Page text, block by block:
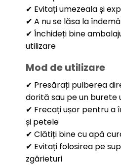
✔ Evitați umezeala și
✔ A nu se lăsa la
✔ Închideți bine
utilizare
Mod de utilizare
✔ Presărați pulberea
dorită sau pe un burete
✔ Frecați ușor pentru a
și petele
✔ Clătiți bine cu apă
✔ Evitați folosirea pe
zgârieturi